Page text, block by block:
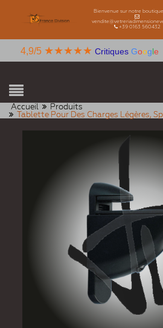
Bienvenue sur notre
+39 0163 560432
4,9/5 ★★★★★ Critiques Google
Accueil
Produits
Tablette Pour Des Charges Légères,